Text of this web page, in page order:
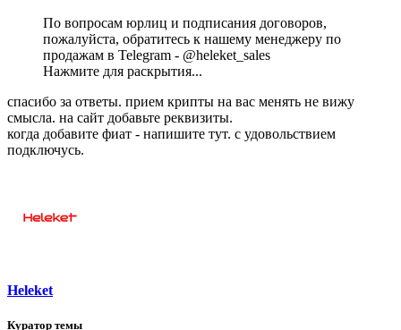
По вопросам юрлиц и подписания договоров,
пожалуйста, обратитесь к нашему менеджеру по
продажам в Telegram - @heleket_sales
Нажмите для раскрытия...
спасибо за ответы. прием крипты на вас менять не вижу
смысла. на сайт добавьте реквизиты.
когда добавите фиат - напишите тут. с удовольствием
подключусь.
Heleket
Куратор темы